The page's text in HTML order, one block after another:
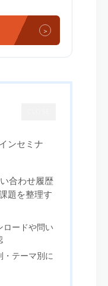
＞
ンセミナ
合わせ履歴
題を整理す
ロードや問い
・テーマ別に